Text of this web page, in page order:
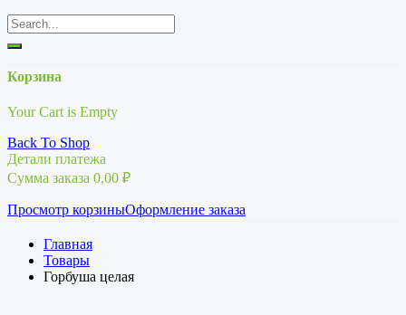
Корзина
Your Cart is Empty
Back To Shop
Детали платежа
Сумма заказа 0,00 ₽
Просмотр корзиныОформление заказа
Главная
Товары
Горбуша целая